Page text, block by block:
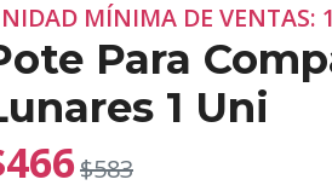
MÍNIMA DE VENTAS:
Para
1 Uni
$583